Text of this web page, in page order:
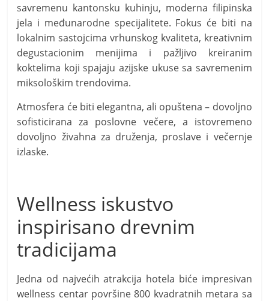
savremenu kantonsku kuhinju, moderna filipinska
jela i međunarodne specijalitete. Fokus će biti na
lokalnim sastojcima vrhunskog kvaliteta, kreativnim
degustacionim menijima i pažljivo kreiranim
koktelima koji spajaju azijske ukuse sa savremenim
miksološkim trendovima.
Atmosfera će biti elegantna, ali opuštena – dovoljno
sofisticirana za poslovne večere, a istovremeno
dovoljno živahna za druženja, proslave i večernje
izlaske.
Wellness iskustvo
inspirisano drevnim
tradicijama
Jedna od najvećih atrakcija hotela biće impresivan
wellness centar površine 800 kvadratnih metara sa